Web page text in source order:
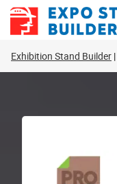
Перейти
Exhibition Stand Builder